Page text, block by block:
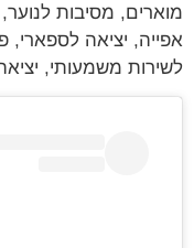
מסיבות לנוער,
משמעותי, יציאה